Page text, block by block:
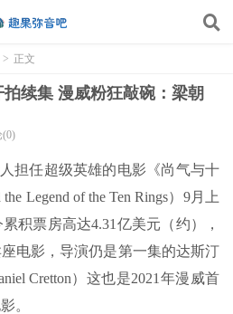
> 正文
续集 漫威粉狂敲碗：梁朝
(0)
担任超级英雄的电影《尚气与十
Legend of the Ten Rings）9月上
积票房高达4.31亿美元（约），
电影，导演仍是第一集的达斯汀
Cretton）这也是2021年漫威首
。